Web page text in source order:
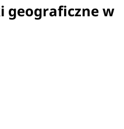
geograficzne w